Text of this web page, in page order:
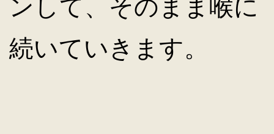
ンして、そのまま喉に
続いていきます。